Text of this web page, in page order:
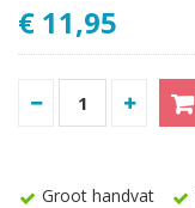
€ 11,95
Groot handvat